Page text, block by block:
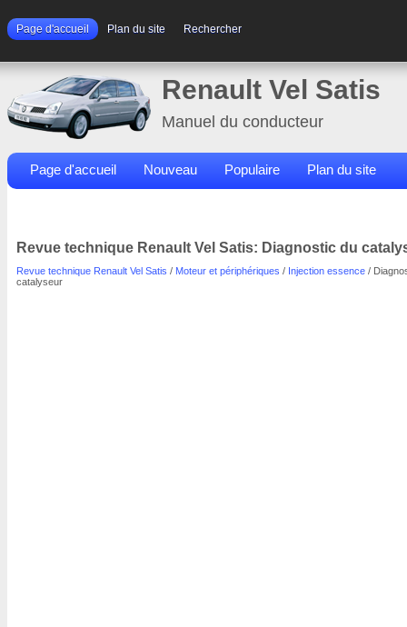
Page d'accueil Plan du site Rechercher
Renault Vel Satis
Manuel du conducteur
Page d'accueil Nouveau Populaire Plan du site
Revue technique Renault Vel Satis: Diagnostic du
Revue technique Renault Vel Satis / Moteur et périphériques / Injection essence /
catalyseur